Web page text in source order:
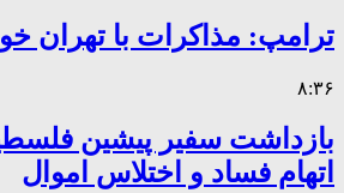
ترامپ: مذاکرات با تهران
۸:۳۶
بازداشت سفیر پیشین
اتهام فساد و اختلاس اموال